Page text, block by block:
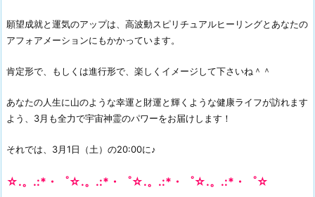
願望成就と運気のアップは、高波動スピリチュアルヒーリングとあなたの
アフォアメーションにもかかっています。
肯定形で、もしくは進行形で、楽しくイメージして下さいね＾＾
あなたの人生に山のような幸運と財運と輝くような健康ライフが訪れます
よう、3月も全力で宇宙神霊のパワーをお届けします！
それでは、3月1日（土）の20:00に♪
☆.。.:*・゜☆.。.:*・゜☆.。.:*・゜☆.。.:*・゜☆